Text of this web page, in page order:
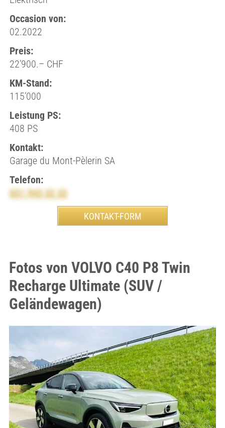
Occasion von:
02.2022
Preis:
22’900.– CHF
KM-Stand:
115’000
Leistung PS:
408 PS
Kontakt:
Garage du Mont-Pèlerin SA
Telefon:
021 943 32 32
Fotos von VOLVO C40 P8 Twin
Recharge Ultimate (SUV /
Geländewagen)